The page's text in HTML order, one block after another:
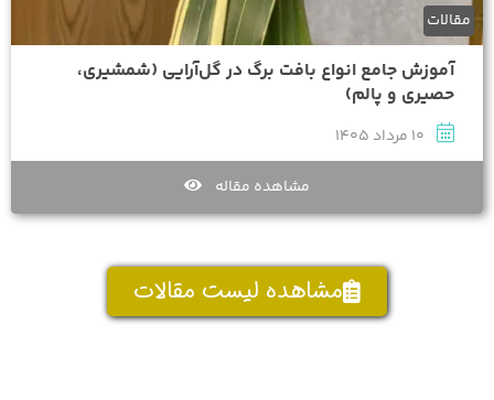
مقالات
آموزش جامع انواع بافت برگ در گل‌آرایی (شمشیری،
حصیری و پالم)
مشاهده مقاله
مشاهده لیست مقالات